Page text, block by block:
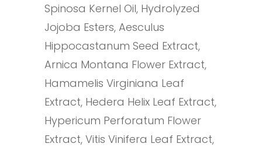
Spinosa Kernel Oil, Hydrolyzed
Jojoba Esters, Aesculus
Hippocastanum Seed Extract,
Arnica Montana Flower Extract,
Hamamelis Virginiana Leaf
Extract, Hedera Helix Leaf Extract,
Hypericum Perforatum Flower
Extract, Vitis Vinifera Leaf Extract,